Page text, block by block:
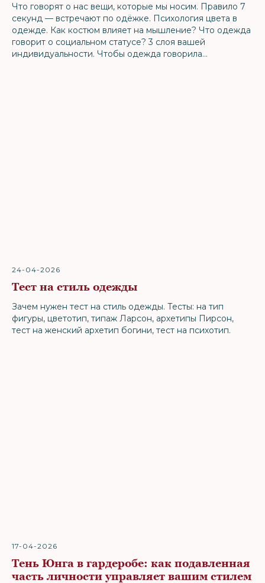
Что говорят о нас вещи, которые мы носим. Правило 7
секунд — встречают по одёжке. Психология цвета в
одежде. Как костюм влияет на мышление? Что одежда
говорит о социальном статусе? 3 слоя вашей
индивидуальности. Чтобы одежда говорила...
24-04-2026
Тест на стиль одежды
Зачем нужен тест на стиль одежды. Тесты: на тип
фигуры, цветотип, типаж Ларсон, архетипы Пирсон,
тест на женский архетип богини, тест на психотип.
17-04-2026
Тень Юнга в гардеробе: как подавленная
часть личности управляет вашим стилем